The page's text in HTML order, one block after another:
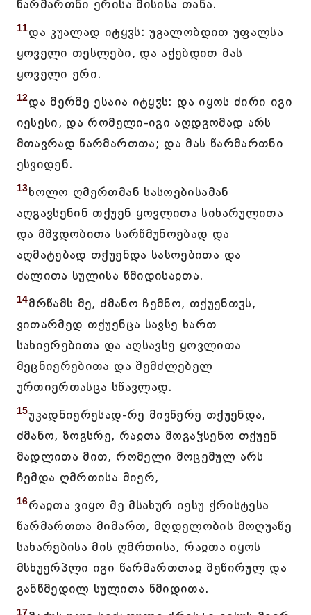
წარმართნი ერისა მისისა თანა.
11და კუალად იტყჳს: უგალობდით უფალსა
ყოველი თესლები, და აქებდით მას
ყოველი ერი.
12და მერმე ესაია იტყჳს: და იყოს ძირი იგი
იესესი, და რომელი-იგი აღდგომად არს
მთავრად წარმართთა; და მას წარმართნი
ესვიდენ.
13ხოლო ღმერთმან სასოებისამან
აღგავსენინ თქუენ ყოვლითა სიხარულითა
და მშჳდობითა სარწმუნოებად და
აღმატებად თქუენდა სასოებითა და
ძალითა სულისა წმიდისაჲთა.
14მრწამს მე, ძმანო ჩემნო, თქუენთჳს,
ვითარმედ თქუენცა სავსე ხართ
სახიერებითა და აღსავსე ყოვლითა
მეცნიერებითა და შემძლებელ
ურთიერთასცა სწავლად.
15უკადნიერესად-რე მივწერე თქუენდა,
ძმანო, ზოგსრე, რაჲთა მოგაჴსენო თქუენ
მადლითა მით, რომელი მოცემულ არს
ჩემდა ღმრთისა მიერ,
16რაჲთა ვიყო მე მსახურ იესუ ქრისტესა
წარმართთა მიმართ, მღდელობის მოღუაწე
სახარებისა მის ღმრთისა, რაჲთა იყოს
მსხუერპლი იგი წარმართთაჲ შეწირულ და
განწმედილ სულითა წმიდითა.
17